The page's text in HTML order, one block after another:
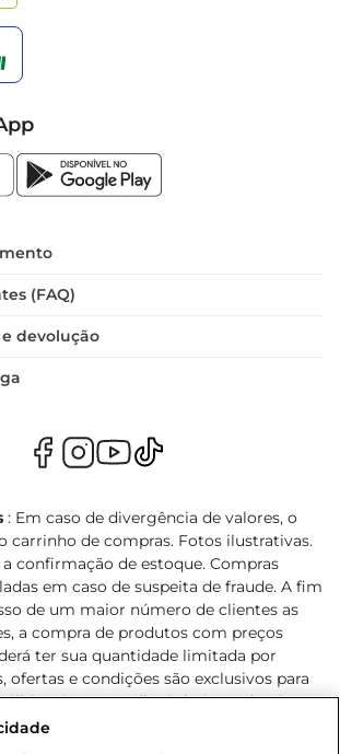
(FAQ)
devolução
: Em caso de divergência de valores, o
carrinho de compras. Fotos ilustrativas.
confirmação de estoque. Compras
em caso de suspeita de fraude. A fim
de um maior número de clientes as
a compra de produtos com preços
ter sua quantidade limitada por
ofertas e condições são exclusivos para
durante o dia de hoje, podendo
prévia notificação. Proibida a venda